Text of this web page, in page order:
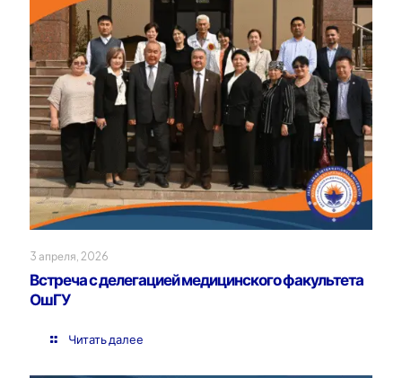
3 апреля, 2026
Встреча с делегацией медицинского факультета
ОшГУ
Читать далее